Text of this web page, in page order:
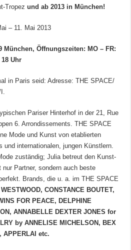
Tropez und ab 2013 in München!
– 11. Mai 2013
München, Öffnungszeiten: MO – FR:
18 Uhr
in Paris seid: Adresse: THE SPACE/
Pariser Hinterhof in der 21, Rue
6. Arrondissements. THE SPACE
Mode und Kunst von etablierten
und internationalen, jungen Künstlern.
zuständig; Julia betreut den Kunst-
Partner, sondern auch beste
Brands, die u. a. im THE SPACE
CONSTANCE BOUTET,
FOR PEACE, DELPHINE
ANNABELLE DEXTER JONES for
by ANNELISE MICHELSON, BEX
APPERLAI etc.